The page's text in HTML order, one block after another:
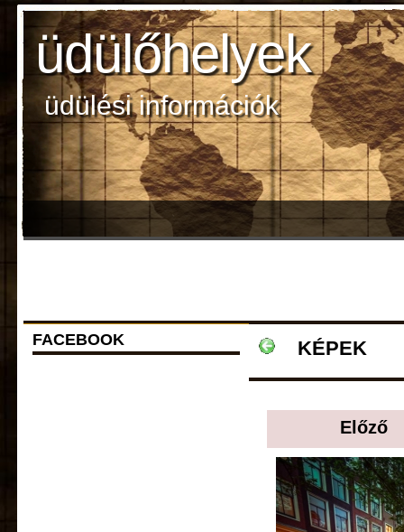
üdülőhelyek
üdülési információk
KÉPEK
Előző
FACEBOOK